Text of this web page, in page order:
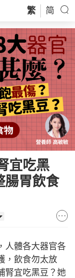
繁 简
宜吃黑
腸胃飲食
人體各大器官各
，飲食勿太放
腎宜吃黑豆？她